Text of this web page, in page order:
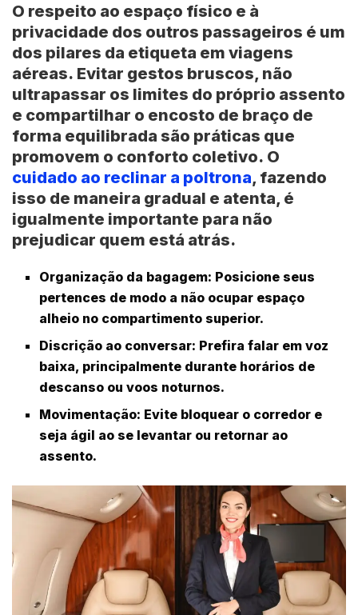
O respeito ao espaço físico e à
privacidade dos outros passageiros é um
dos pilares da etiqueta em viagens
aéreas. Evitar gestos bruscos, não
ultrapassar os limites do próprio assento
e compartilhar o encosto de braço de
forma equilibrada são práticas que
promovem o conforto coletivo. O
cuidado ao reclinar a poltrona, fazendo
isso de maneira gradual e atenta, é
igualmente importante para não
prejudicar quem está atrás.
Organização da bagagem: Posicione seus
pertences de modo a não ocupar espaço
alheio no compartimento superior.
Discrição ao conversar: Prefira falar em voz
baixa, principalmente durante horários de
descanso ou voos noturnos.
Movimentação: Evite bloquear o corredor e
seja ágil ao se levantar ou retornar ao
assento.